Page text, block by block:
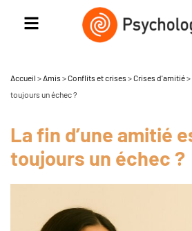
Accueil > Amis >Conflits et crises >Crises d'amitié>
toujours un échec ?
La fin d’une amitié
toujours un échec ?